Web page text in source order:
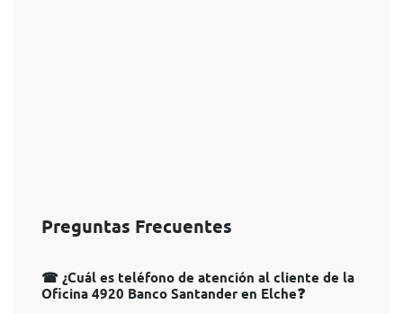
Preguntas Frecuentes
☎ ¿Cuál es teléfono de atención al cliente de la
Oficina 4920 Banco Santander en Elche❓